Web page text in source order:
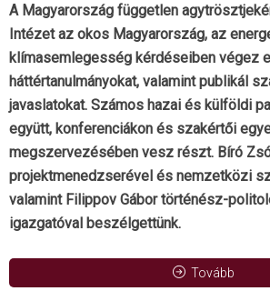
A Magyarország független
Intézet az okos Magyarország, az
klímasemlegesség kérdéseiben végez
háttértanulmányokat, valamint publikál
javaslatokat. Számos hazai és külföldi
együtt, konferenciákon és szakértői
megszervezésében vesz részt. Bíró
projektmenedzserével és nemzetközi
valamint Filippov Gábor történész-
igazgatóval beszélgettünk.
Tovább